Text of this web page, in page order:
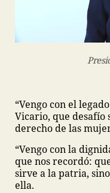
“Vengo con el
Vicario, que
derecho de las
“Vengo con la
que nos recordó:
sirve a la patria,
ella.